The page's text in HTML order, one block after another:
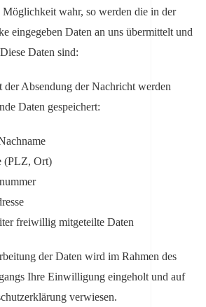
Möglichkeit wahr, so werden die in der
eingegeben Daten an uns übermittelt und
Daten sind:
Absendung der Nachricht werden
Daten gespeichert:
(PLZ, Ort)
freiwillig mitgeteilte Daten
der Daten wird im Rahmen des
Ihre Einwilligung eingeholt und auf
verwiesen.